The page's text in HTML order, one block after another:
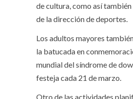
de cultura, como así
de la dirección de deportes.
Los adultos mayores
la batucada en
mundial del síndrome de
festeja cada 21 de marzo.
Otro de las actividades